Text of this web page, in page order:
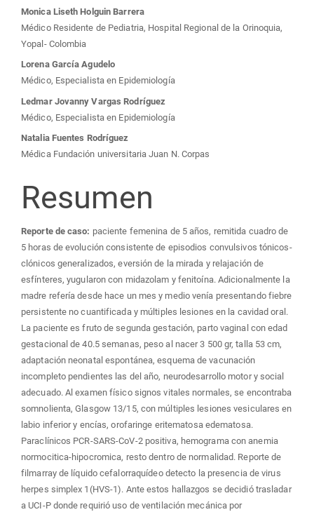
Contenido
principal
del
artículo
Monica Liseth Holguin Barrera
Médico Residente de Pediatria, Hospital Regional de la Orinoquia,
Yopal- Colombia
Lorena García Agudelo
Médico, Especialista en Epidemiología
Ledmar Jovanny Vargas Rodríguez
Médico, Especialista en Epidemiología
Natalia Fuentes Rodríguez
Médica Fundación universitaria Juan N. Corpas
Resumen
Reporte de caso: paciente femenina de 5 años, remitida cuadro de
5 horas de evolución consistente de episodios convulsivos tónicos-
clónicos generalizados, eversión de la mirada y relajación de
esfínteres, yugularon con midazolam y fenitoína. Adicionalmente la
madre refería desde hace un mes y medio venía presentando fiebre
persistente no cuantificada y múltiples lesiones en la cavidad oral.
La paciente es fruto de segunda gestación, parto vaginal con edad
gestacional de 40.5 semanas, peso al nacer 3 500 gr, talla 53 cm,
adaptación neonatal espontánea, esquema de vacunación
incompleto pendientes las del año, neurodesarrollo motor y social
adecuado. Al examen físico signos vitales normales, se encontraba
somnolienta, Glasgow 13/15, con múltiples lesiones vesiculares en
labio inferior y encías, orofaringe eritematosa edematosa.
Paraclínicos PCR-SARS-CoV-2 positiva, hemograma con anemia
normocitica-hipocromica, resto dentro de normalidad. Reporte de
filmarray de líquido cefalorraquídeo detecto la presencia de virus
herpes simplex 1(HVS-1). Ante estos hallazgos se decidió trasladar
a UCI-P donde requirió uso de ventilación mecánica por